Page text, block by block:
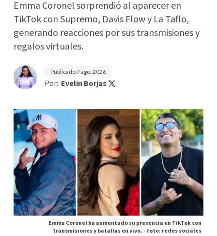
Emma Coronel sorprendió al aparecer en
TikTok con Supremo, Davis Flow y La Taflo,
generando reacciones por sus transmisiones y
regalos virtuales.
Publicado7 ago. 2026
Por: Evelin Borjas
Emma Coronel ha aumentado su presencia en TikTok con
transmisiones y batallas en vivo. -Foto: redes sociales